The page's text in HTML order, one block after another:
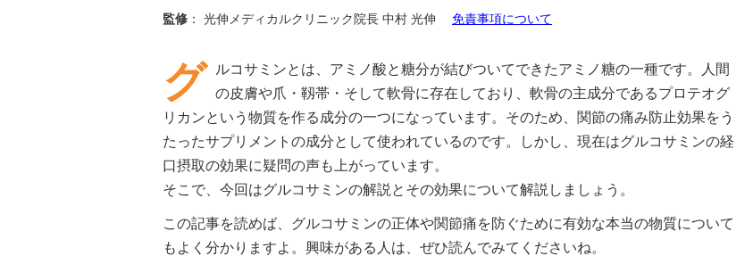
監修 ： 光伸メディカルクリニック院長 中村 光伸 免責事項について
グ
ルコサミンとは、アミノ酸と糖分が結びついてできたアミノ糖の一種です。人間
の皮膚や爪・靱帯・そして軟骨に存在しており、軟骨の主成分であるプロテオグ
リカンという物質を作る成分の一つになっています。そのため、関節の痛み防止効果をう
たったサプリメントの成分として使われているのです。しかし、現在はグルコサミンの経
口摂取の効果に疑問の声も上がっています。
そこで、今回はグルコサミンの解説とその効果について解説しましょう。
この記事を読めば、グルコサミンの正体や関節痛を防ぐために有効な本当の物質について
もよく分かりますよ。興味がある人は、ぜひ読んでみてくださいね。